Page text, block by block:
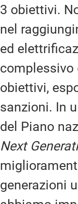
3 obiettivi.
nel
ed
complessivo
obiettivi,
sanzioni. In
del Piano
Next
generazioni